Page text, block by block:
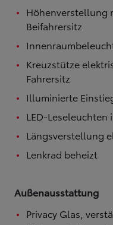
Höhenverstellung
Beifahrersitz
Kreuzstütze
Fahrersitz
Illuminierte
LED-Leseleuchten
Längsverstellung
Lenkrad beheizt
Außenausstattung
Privacy Glas,